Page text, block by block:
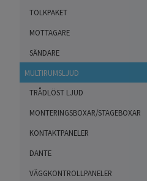
TOLKPAKET
MOTTAGARE
SÄNDARE
MULTIRUMSLJUD
TRÅDLÖST LJUD
MONTERINGSBOXAR/STAGEBOXAR
KONTAKTPANELER
DANTE
VÄGGKONTROLLPANELER